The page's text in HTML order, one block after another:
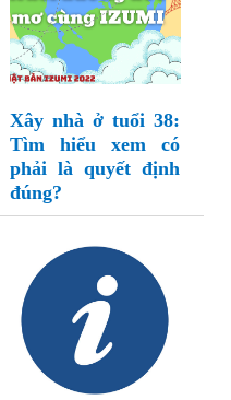
Xây nhà ở tuổi 38:
Tìm hiểu xem có
phải là quyết định
đúng?